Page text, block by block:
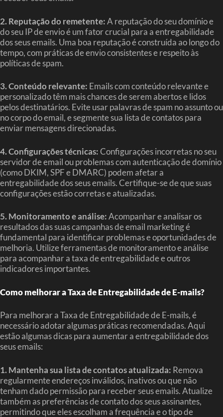
2. Reputação do remetente:A reputação do seu domínio e
do seu IP de envio é um fator crucial para a entregabilidade
dos seus emails. Uma boa reputação é construída ao longo do
tempo, com práticas de envio consistentes e respeito às
políticas de spam.
3. Conteúdo relevante: Emails com conteúdo relevante e
personalizado têm mais chances de serem abertos e lidos
pelos destinatários. Evite usar palavras de spam no assunto ou
no corpo do email, e segmente sua lista de contatos para
enviar mensagens direcionadas.
4. Configurações técnicas:Configurações incorretas no seu
servidor de email ou problemas com autenticação de domínio
(como DKIM, SPF e DMARC) podem afetar a
entregabilidade dos seus emails. Certifique-se de que suas
configurações estão corretas e atualizadas.
5. Monitoramento e análise:Acompanhar e analisar os
resultados das suas campanhas de email marketing é
fundamental para identificar problemas e oportunidades de
melhoria. Utilize ferramentas de monitoramento e análise
para acompanhar a taxa de entregabilidade e outros
indicadores importantes.
Como melhorar a Taxa de Entregabilidade de E-mails?
Para melhorar a Taxa de Entregabilidade de E-mails, é
necessário adotar algumas práticas recomendadas. Aqui
estão algumas dicas para aumentar a entregabilidade dos
seus emails:
1. Mantenha sua lista de contatos atualizada: Remova
regularmente endereços inválidos, inativos ou que não
tenham dado permissão para receber seus emails. Atualize
também as preferências de contato dos seus assinantes,
permitindo que eles escolham a frequência e o tipo de